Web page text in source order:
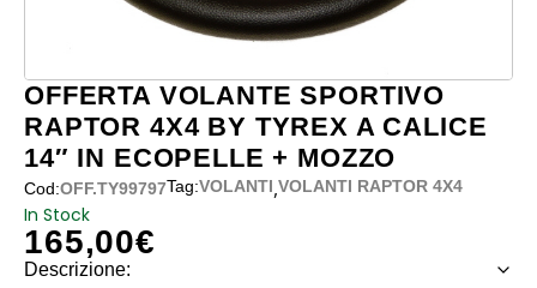
OFFERTA VOLANTE SPORTIVO
RAPTOR 4X4 BY TYREX A CALICE
14″ IN ECOPELLE + MOZZO
Cod:OFF.TY99797Tag:VOLANTI,VOLANTI RAPTOR 4X4
In Stock
165,00€
Descrizione: